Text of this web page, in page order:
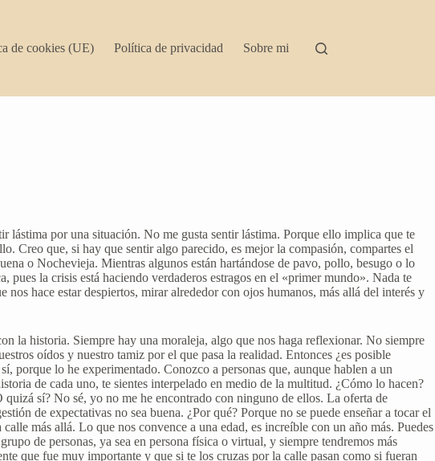
de cookies (UE) Política de privacidad Sobre mi
lástima por una situación. No me gusta sentir lástima. Porque ello implica que te
Creo que, si hay que sentir algo parecido, es mejor la compasión, compartes el
o Nochevieja. Mientras algunos están hartándose de pavo, pollo, besugo o lo
la crisis está haciendo verdaderos estragos en el «primer mundo». Nada te
nos hace estar despiertos, mirar alrededor con ojos humanos, más allá del interés y
la historia. Siempre hay una moraleja, algo que nos haga reflexionar. No siempre
oídos y nuestro tamiz por el que pasa la realidad. Entonces ¿es posible
porque lo he experimentado. Conozco a personas que, aunque hablen a un
de cada uno, te sientes interpelado en medio de la multitud. ¿Cómo lo hacen?
sí? No sé, yo no me he encontrado con ninguno de ellos. La oferta de
de expectativas no sea buena. ¿Por qué? Porque no se puede enseñar a tocar el
más allá. Lo que nos convence a una edad, es increíble con un año más. Puedes
de personas, ya sea en persona física o virtual, y siempre tendremos más
que fue muy importante y que si te los cruzas por la calle pasan como si fueran